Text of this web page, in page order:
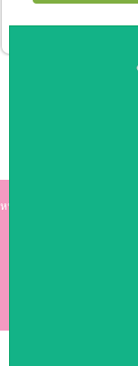
หน้าหลัก